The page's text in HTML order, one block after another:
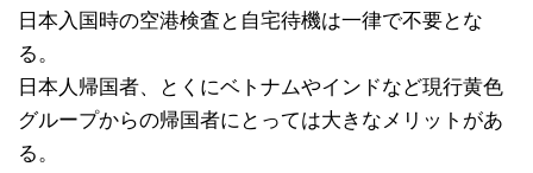
日本入国時の空港検査と自宅待機は一律で不要とな
る。
日本人帰国者、とくにベトナムやインドなど現行黄色
グループからの帰国者にとっては大きなメリットがあ
る。